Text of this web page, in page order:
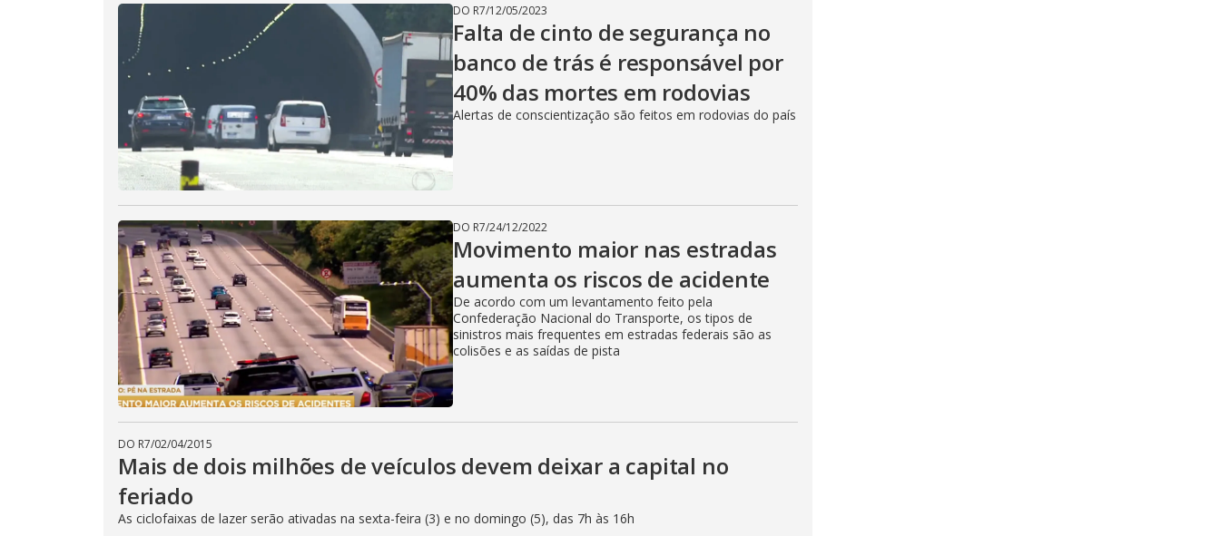
DO R7/12/05/2023
Falta de cinto de segurança no
banco de trás é responsável por
40% das mortes em rodovias
Alertas de conscientização são feitos em rodovias do país
DO R7/24/12/2022
Movimento maior nas estradas
aumenta os riscos de acidente
De acordo com um levantamento feito pela
Confederação Nacional do Transporte, os tipos de
sinistros mais frequentes em estradas federais são as
colisões e as saídas de pista
DO R7/02/04/2015
Mais de dois milhões de veículos devem deixar a capital no
feriado
As ciclofaixas de lazer serão ativadas na sexta-feira (3) e no domingo (5), das 7h às 16h